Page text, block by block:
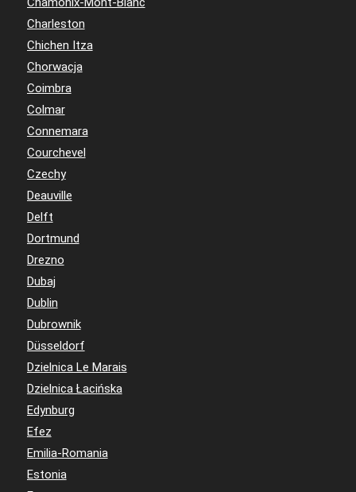
Charleston
Chichen Itza
Chorwacja
Coimbra
Colmar
Connemara
Courchevel
Czechy
Deauville
Delft
Dortmund
Drezno
Dubaj
Dublin
Dubrownik
Düsseldorf
Dzielnica Le Marais
Dzielnica Łacińska
Edynburg
Efez
Emilia-Romania
Estonia